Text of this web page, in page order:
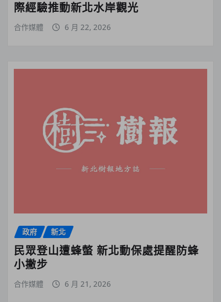
際經驗推動新北水岸觀光
合作媒體 6 月 22, 2026
政府 新北
民眾登山遭蜂螫 新北動保處提醒防蜂
小撇步
合作媒體 6 月 21, 2026